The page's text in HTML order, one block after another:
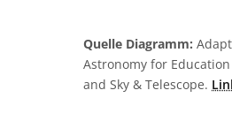
Quelle Diagramm:
Astronomy for
and Sky & Telescope.